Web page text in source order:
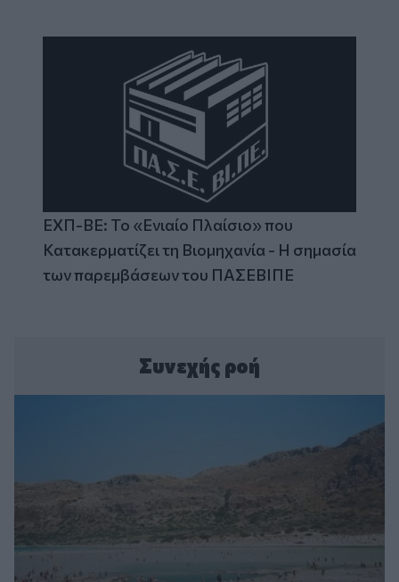
ΕΧΠ-ΒΕ: Το «Ενιαίο Πλαίσιο» που
Κατακερματίζει τη Βιομηχανία - Η σημασία
των παρεμβάσεων του ΠΑΣΕΒΙΠΕ
Συνεχής ροή